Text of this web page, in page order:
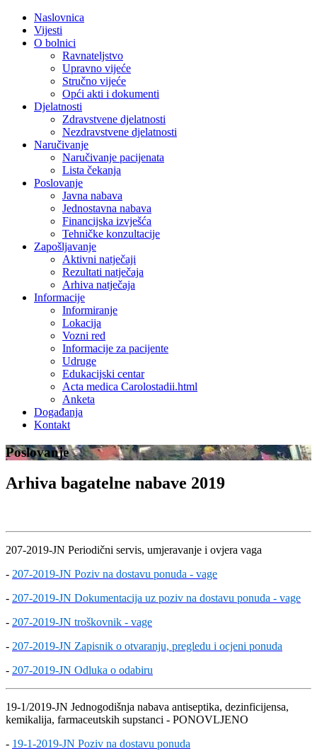
Naslovnica
Vijesti
O bolnici
Ravnateljstvo
Upravno vijeće
Stručno vijeće
Opći akti i dokumenti
Djelatnosti
Zdravstvene djelatnosti
Nezdravstvene djelatnosti
Naručivanje
Naručivanje pacijenata
Lista čekanja
Poslovanje
Javna nabava
Jednostavna nabava
Financijska izvješća
Tehničke konzultacije
Zapošljavanje
Aktivni natječaji
Rezultati natječaja
Arhiva natječaja
Informacije
Informiranje
Lokacija
Vozni red
Informacije za pacijente
Udruge
Edukacijski centar
Acta medica Carolostadii.html
Anketa
Događanja
Kontakt
Poslovanje
Arhiva bagatelne nabave 2019
207-2019-JN Periodični servis, umjeravanje i ovjera vaga
- 207-2019-JN Poziv na dostavu ponuda - vage
- 207-2019-JN Dokumentacija uz poziv na dostavu ponuda - vage
- 207-2019-JN troškovnik - vage
- 207-2019-JN Zapisnik o otvaranju, pregledu i ocjeni ponuda
- 207-2019-JN Odluka o odabiru
19-1/2019-JN Jednogodišnja nabava antiseptika, dezinficijensa,
kemikalija, farmaceutskih supstanci - PONOVLJENO
- 19-1-2019-JN Poziv na dostavu ponuda